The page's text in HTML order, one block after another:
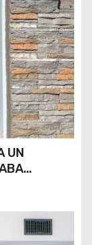
UN